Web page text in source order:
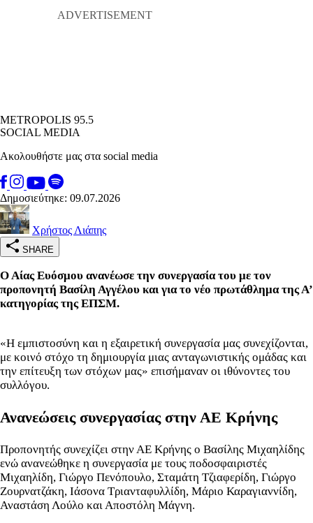
METROPOLIS 95.5
SOCIAL MEDIA
Ακολουθήστε μας στα social media
Δημοσιεύτηκε: 09.07.2026
Χρήστος Λιάπης
SHARE
Ο Αίας Ευόσμου ανανέωσε την συνεργασία του με τον
προπονητή Βασίλη Αγγέλου και για το νέο πρωτάθλημα της Α’
κατηγορίας της ΕΠΣΜ.
«Η εμπιστοσύνη και η εξαιρετική συνεργασία μας συνεχίζονται,
με κοινό στόχο τη δημιουργία μιας ανταγωνιστικής ομάδας και
την επίτευξη των στόχων μας» επισήμαναν οι ιθύνοντες του
συλλόγου.
Ανανεώσεις συνεργασίας στην ΑΕ Κρήνης
Προπονητής συνεχίζει στην ΑΕ Κρήνης ο Βασίλης Μιχαηλίδης
ενώ ανανεώθηκε η συνεργασία με τους ποδοσφαιριστές
Μιχαηλίδη, Γιώργο Πενόπουλο, Σταμάτη Τζιαφερίδη, Γιώργο
Ζουρνατζάκη, Ιάσονα Τριανταφυλλίδη, Μάριο Καραγιαννίδη,
Αναστάση Λούλο και Αποστόλη Μάγνη.